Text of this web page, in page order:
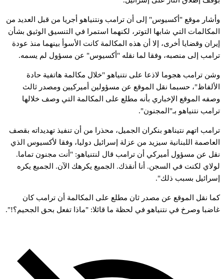
وأشار موقع "أكسيوس" إلى أن ترامب ونتنياهو أجريا من قبل العديد من
المكالمات التي شابها التوتر، لكنهما استمرا في التنسيق الوثيق بشأن
إيران وقضايا أخرى، إلا أن هذه المكالمة كانت الأسوأ بينهما منذ عودة
ترامب إلى منصبه، وفقا لما نقله "أكسيوس" عن مسؤول لم يسمه.
وشن ترامب هجوما لاذعا على نتنياهو "خلال مكالمة هاتفية حادة
الألفاظ"، حسبما نقل الموقع عن مسؤولين أميركيين ومصدر ثالث
وصفه الموقع الإخباري بأنه مطلع على المكالمة التي وصف خلالها
ترامب نتنياهو بـ"المجنون".
ترامب اتهم نتيناهو بنكران الجميل، محذرا من أن تنفيذ تهديداته بقصف
العاصمة اللبنانية سيزيد من عزلة إسرائيل دوليا، وفقا لأكسيوس الذي
نقل عن مسؤول أميركي أن ترامب قال لنتنياهو: "أنت مجنون تماما.
لولاي لكنت في السجن. أنا أنقذك. الجميع يكرهك الآن. الجميع يكره
إسرائيل بسبب ذلك".
كما نقل الموقع عن مصدر ثان مطلع على المكالمة أن ترامب كان
غاضبا وصرخ في نتنياهو في لحظة ما قائلا: "ماذا تفعل بحق الجحيم؟!".